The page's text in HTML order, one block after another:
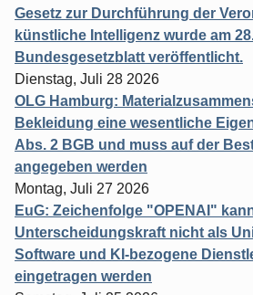
Gesetz zur Durchführung der
künstliche Intelligenz wurde am
Bundesgesetzblatt veröffentlicht.
Dienstag, Juli 28 2026
OLG Hamburg:
Bekleidung eine wesentliche
Abs. 2 BGB und muss auf der
angegeben werden
Montag, Juli 27 2026
EuG: Zeichenfolge "OPENAI"
Unterscheidungskraft nicht als
Software und KI-bezogene
eingetragen werden